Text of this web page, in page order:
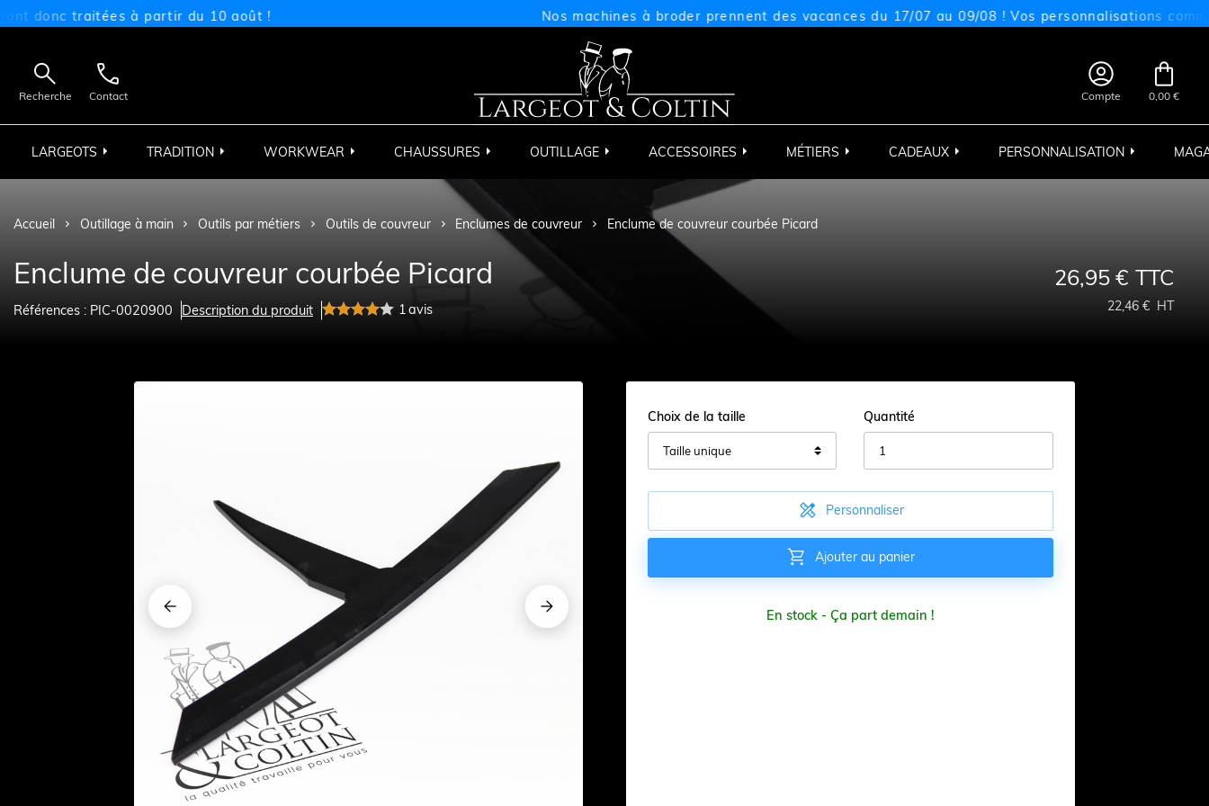
traitées à partir du 10 août ! Nos machines à broder prennent des vacances du 17/07 au 09/08 ! Vos personnalisations

Recherche

Contact

Compte

0,00 €
LARGEOTS TRADITION WORKWEAR CHAUSSURES OUTILLAGE ACCESSOIRES MÉTIERS CADEAUX PERSONNALISATION
Accueil Outillage à main Outils par métiers Outils de couvreur Enclumes de couvreur Enclume de couvreur courbée Picard
Enclume de couvreur courbée Picard
Références : PIC-0020900 Description du produit 1avis
26,95 € TTC
22,46 € HT
 
 
 
 
 
 
Choix de la taille Quantité
 Personnaliser
 Ajouter au panier
En stock - Ça part demain !